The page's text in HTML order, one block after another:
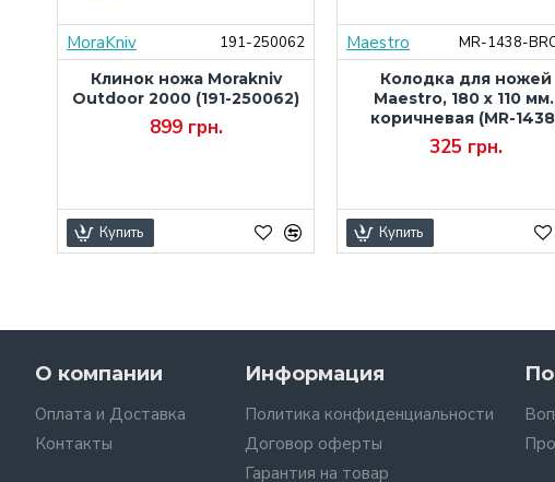
MoraKniv
191-250062
Клинок ножа Morakniv
Outdoor 2000 (191-250062)
899 грн.
Купить
Maestro
MR-1438-
Колодка для ножей
Maestro, 180 x 110
коричневая (MR-
325 грн.
Купить
О компании
Оплата и Доставка
Контакты
Информация
Политика конфиденциальности
Договор оферты
Гарантия на товар